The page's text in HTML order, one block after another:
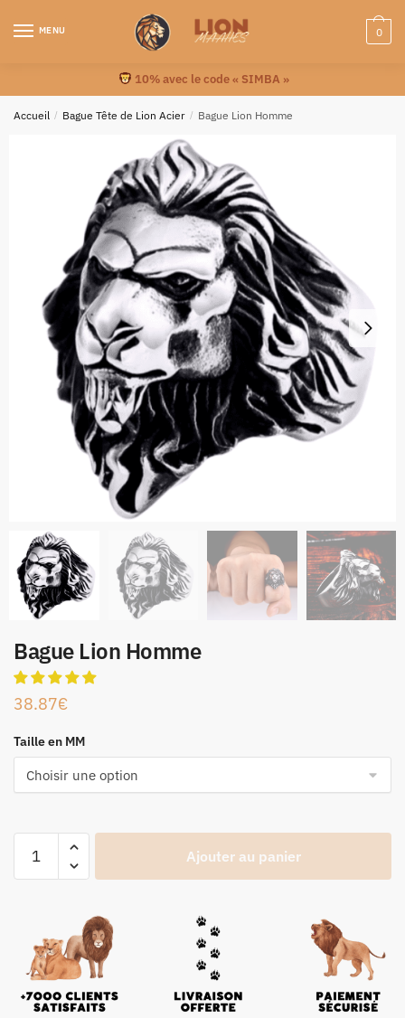
MENU 0
10% avec le code « SIMBA »
Accueil / Bague Tête de Lion Acier / Bague Lion Homme
Bague Lion Homme
38.87€
Taille en MM
Ajouter au panier